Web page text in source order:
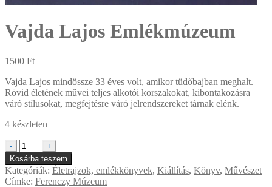
Vajda Lajos Emlékmúzeum
1500 Ft
Vajda Lajos mindössze 33 éves volt, amikor tüdőbajban meghalt.
Rövid életének művei teljes alkotói korszakokat, kibontakozásra
váró stílusokat, megfejtésre váró jelrendszereket tárnak elénk.
4 készleten
-
Vajda
Lajos
Emlékmúzeum
mennyiség
+
Kosárba teszem
Kategóriák: Életrajzok, emlékkönyvek, Kiállítás, Könyv, Művészet
Címke: Ferenczy Múzeum